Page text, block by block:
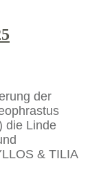
der
die Linde
& TILIA